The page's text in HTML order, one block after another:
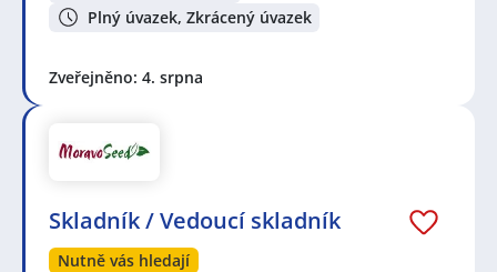
Plný úvazek, Zkrácený úvazek
Zveřejněno: 4. srpna
Skladník / Vedoucí skladník
Nutně vás hledají